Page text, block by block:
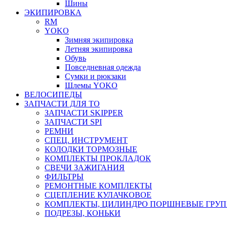
Шины
ЭКИПИРОВКА
RM
YOKO
Зимняя экипировка
Летняя экипировка
Обувь
Повседневная одежда
Сумки и рюкзаки
Шлемы YOKO
ВЕЛОСИПЕДЫ
ЗАПЧАСТИ ДЛЯ ТО
ЗАПЧАСТИ SKIPPER
ЗАПЧАСТИ SPI
РЕМНИ
СПЕЦ. ИНСТРУМЕНТ
КОЛОДКИ ТОРМОЗНЫЕ
КОМПЛЕКТЫ ПРОКЛАДОК
СВЕЧИ ЗАЖИГАНИЯ
ФИЛЬТРЫ
РЕМОНТНЫЕ КОМПЛЕКТЫ
СЦЕПЛЕНИЕ КУЛАЧКОВОЕ
КОМПЛЕКТЫ, ЦИЛИНДРО ПОРШНЕВЫЕ
ПОДРЕЗЫ, КОНЬКИ